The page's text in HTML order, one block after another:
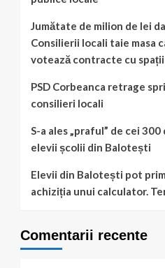
de
verificați
în
trafic
Jumătate de milion de lei
Consilierii locali taie masa
votează contracte cu
PSD Corbeanca retrage
consilieri locali
S-a ales „praful” de cei
elevii școlii din Balotești
Elevii din Balotești pot
achiziția unui calculator.
Comentarii recente